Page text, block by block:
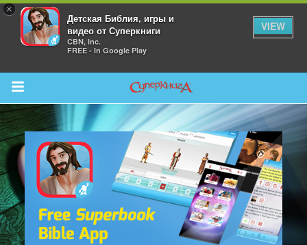
×
Детская Библия, игры и
видео от Суперкниги
CBN, Inc.
FREE - In Google Play
VIEW
Return to Content